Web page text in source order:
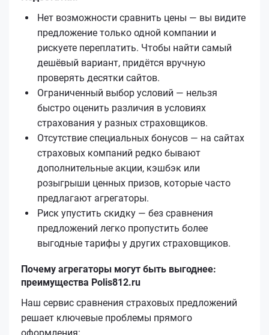
Нет возможности сравнить цены — вы видите
предложение только одной компании и
рискуете переплатить. Чтобы найти самый
дешёвый вариант, придётся вручную
проверять десятки сайтов.
Ограниченный выбор условий — нельзя
быстро оценить различия в условиях
страхования у разных страховщиков.
Отсутствие специальных бонусов — на сайтах
страховых компаний редко бывают
дополнительные акции, кэшбэк или
розыгрыши ценных призов, которые часто
предлагают агрегаторы.
Риск упустить скидку — без сравнения
предложений легко пропустить более
выгодные тарифы у других страховщиков.
Почему агрегаторы могут быть выгоднее:
преимущества Polis812.ru
Наш сервис сравнения страховых предложений
решает ключевые проблемы прямого